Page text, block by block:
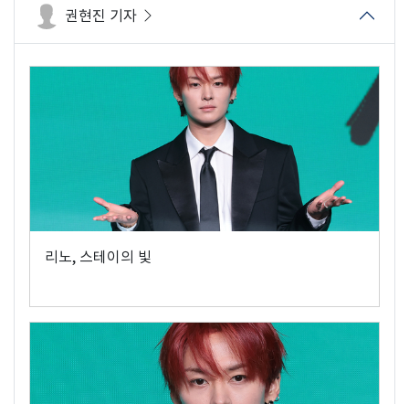
권현진 기자
리노, 스테이의 빛